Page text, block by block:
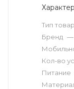
Тип
Бренд —
Кол-во
Питание